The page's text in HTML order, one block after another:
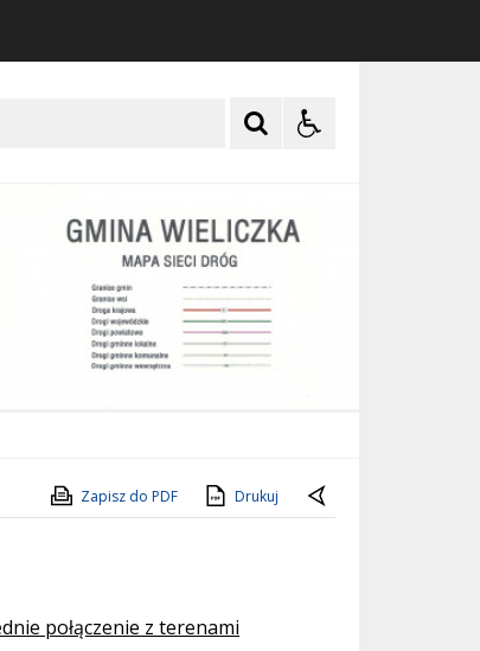
Zapisz do PDF Drukuj
połączenie z terenami